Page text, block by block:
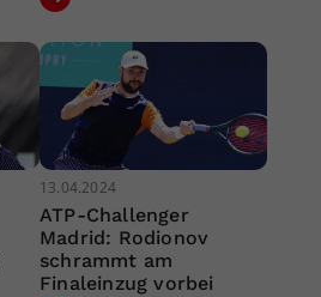
13.04.2024
ATP-Challenger
Madrid: Rodionov
schrammt am
Finaleinzug vorbei